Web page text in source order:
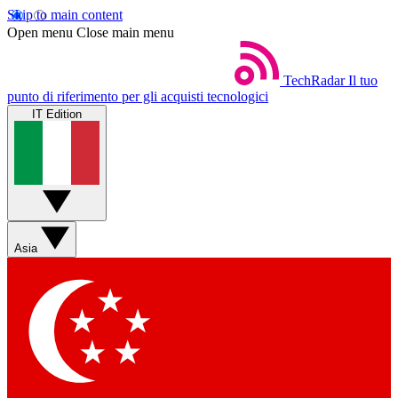
Skip to main content
Open menu Close main menu
TechRadar Il tuo
punto di riferimento per gli acquisti tecnologici
IT Edition
Asia